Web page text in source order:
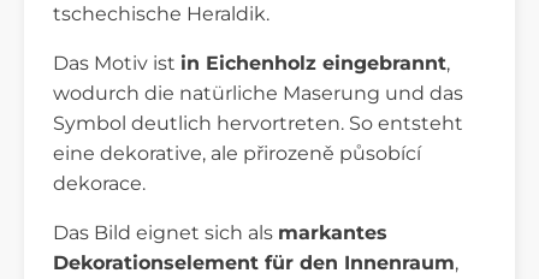
tschechische Heraldik.
Das Motiv ist in Eichenholz eingebrannt,
wodurch die natürliche Maserung und das
Symbol deutlich hervortreten. So entsteht
eine dekorative, ale přirozeně působící
dekorace.
Das Bild eignet sich als markantes
Dekorationselement für den Innenraum,